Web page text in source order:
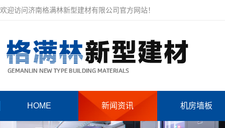
欢迎访问济南格满林新型建材有限公司官方网站！
HOME 新闻资讯 机房墙板